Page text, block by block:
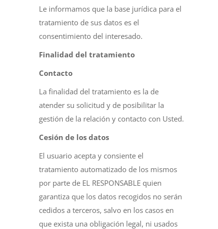
Le informamos que la base jurídica para el
tratamiento de sus datos es el
consentimiento del interesado.
Finalidad del tratamiento
Contacto
La finalidad del tratamiento es la de
atender su solicitud y de posibilitar la
gestión de la relación y contacto con Usted.
Cesión de los datos
El usuario acepta y consiente el
tratamiento automatizado de los mismos
por parte de EL RESPONSABLE quien
garantiza que los datos recogidos no serán
cedidos a terceros, salvo en los casos en
que exista una obligación legal, ni usados